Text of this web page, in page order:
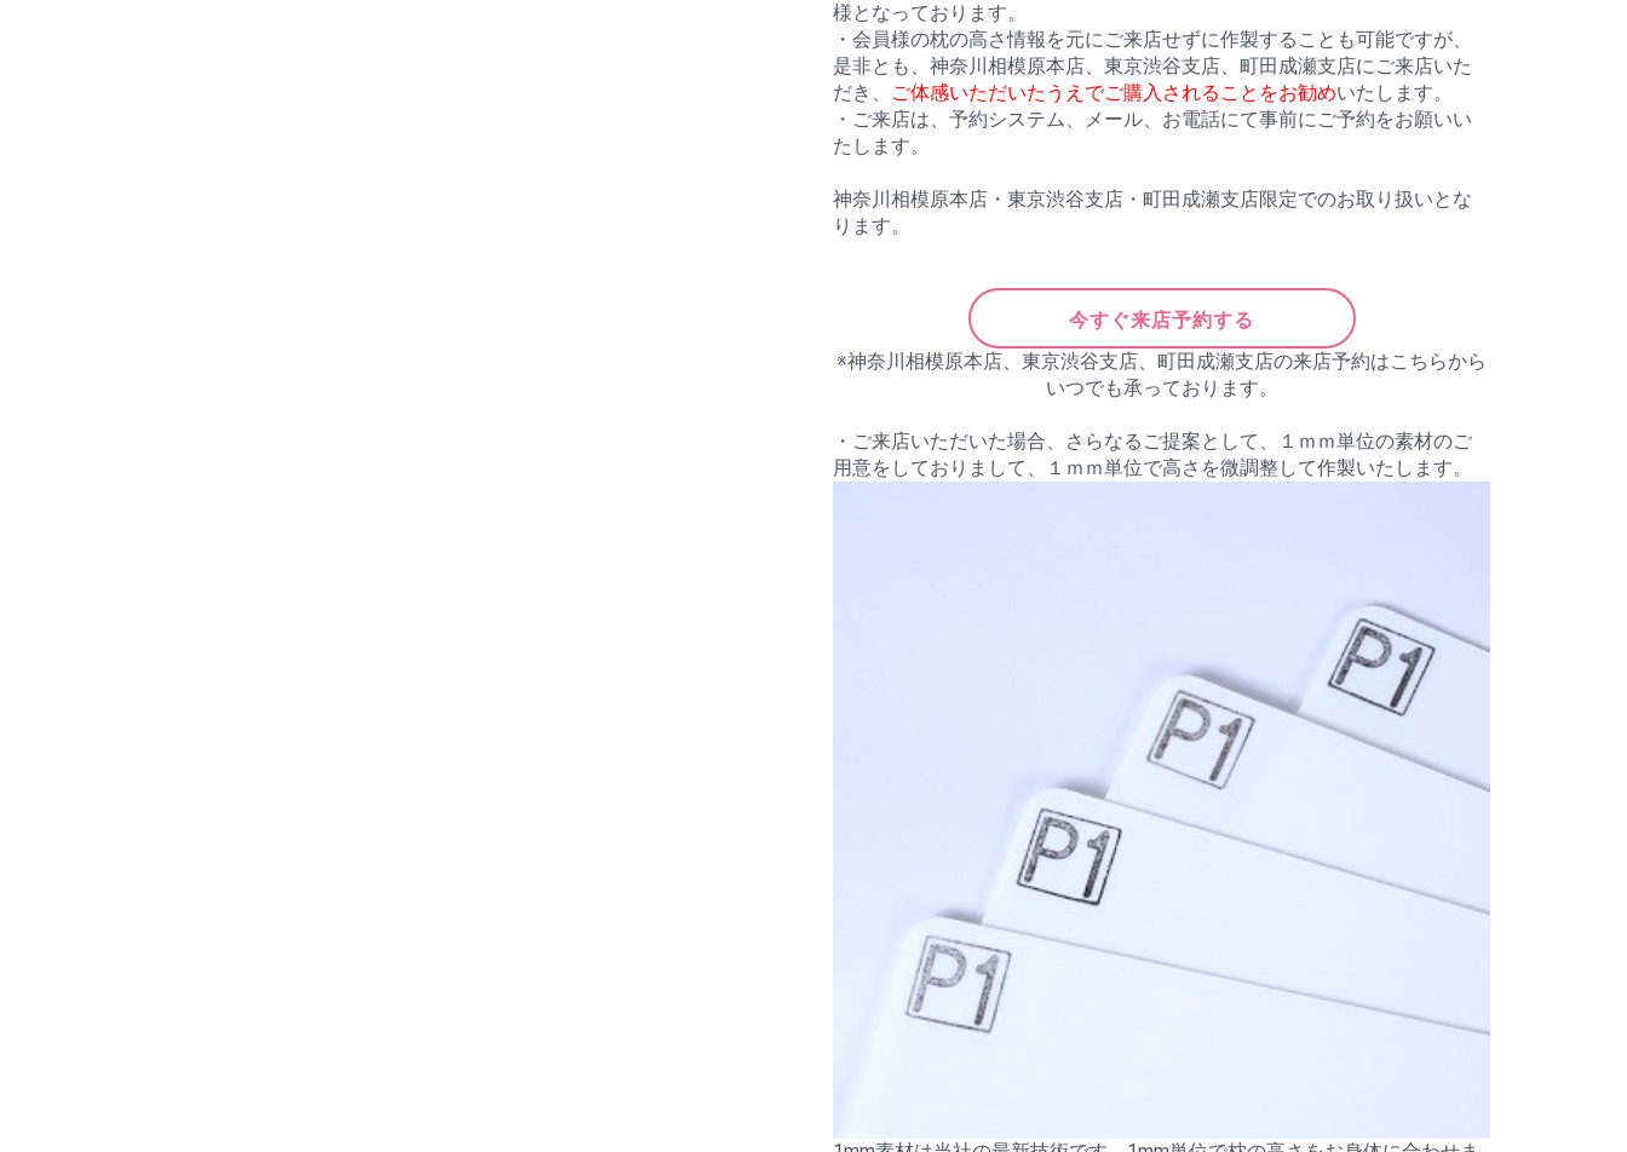
様となっております。
・会員様の枕の高さ情報を元にご来店せずに作製することも可能ですが、
是非とも、神奈川相模原本店、東京渋谷支店、町田成瀬支店にご来店いた
だき、
ご体感いただいたうえでご購入されることをお勧めいたします。
・ご来店は、予約システム、メール、お電話にて事前にご予約をお願いい
たします。
神奈川相模原本店・東京渋谷支店・町田成瀬支店限定でのお取り扱いとな
ります。
今すぐ来店予約する
※神奈川相模原本店、東京渋谷支店、町田成瀬支店の来店予約はこちらから
いつでも承っております。
・ご来店いただいた場合、さらなるご提案として、１ｍｍ単位の素材のご
用意をしておりまして、１ｍｍ単位で高さを微調整して作製いたします。